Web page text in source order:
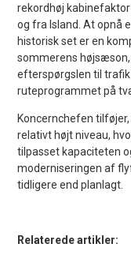
rekordhøj
og fra Island. At opnå
historisk set er en
sommerens
efterspørgslen til
ruteprogrammet på
Koncernchefen
relativt højt niveau,
tilpasset kapaciteten
moderniseringen af
tidligere end planlagt.
Relaterede artikler: